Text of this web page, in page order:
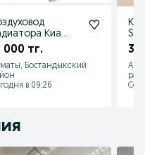
Киа
29135-
000 тг.
Бостандыкский
в 09:26
39